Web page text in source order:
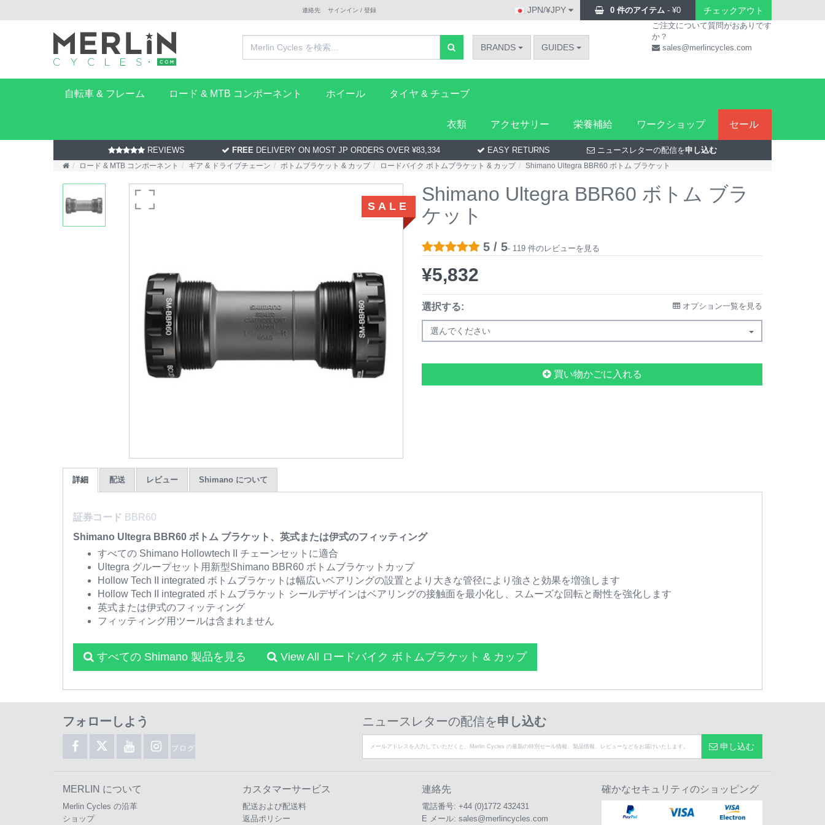
連絡先 サインイン / 登録 0 件のアイテム - ¥0 チェックアウト
JPN/¥JPY
BRANDS GUIDES
ご注文について質問がおありです
か？
sales@merlincycles.com
自転車 & フレーム ロード & MTB コンポーネント ホイール タイヤ & チューブ
衣類 アクセサリー 栄養補給 ワークショップ セール
REVIEWS FREE DELIVERY ON MOST JP ORDERS OVER ¥83,334 EASY RETURNS ニュースレターの配信を申し込む
ロード & MTB コンポーネント ギア & ドライブチェーン ボトムブラケット & カップ ロードバイク ボトムブラケット & カップ Shimano Ultegra BBR60 ボトム ブラケット
SALE
Shimano Ultegra BBR60 ボトム ブラ
ケット
5 / 5- 119 件のレビューを見る
¥5,832
選択する: オプション一覧を見る
選んでください
買い物かごに入れる
詳細 配送 レビュー Shimano について
証券コード BBR60
Shimano Ultegra BBR60 ボトム ブラケット、英式または伊式のフィッティング
すべての Shimano Hollowtech II チェーンセットに適合
Ultegra グループセット用新型Shimano BBR60 ボトムブラケットカップ
Hollow Tech II integrated ボトムブラケットは幅広いベアリングの設置とより大きな管径により強さと効果を増強します
Hollow Tech II integrated ボトムブラケット シールデザインはベアリングの接触面を最小化し、スムーズな回転と耐性を強化します
英式または伊式のフィッティング
フィッティング用ツールは含まれません
すべての Shimano 製品を見る View All ロードバイク ボトムブラケット & カップ
フォローしよう
ブログ
ニュースレターの配信を申し込む
申し込む
MERLIN について
Merlin Cycles の沿革
ショップ
カスタマーサービス
配送および配送料
返品ポリシー
連絡先
電話番号: +44 (0)1772 432431
E メール: sales@merlincycles.com
確かなセキュリティのショッピング